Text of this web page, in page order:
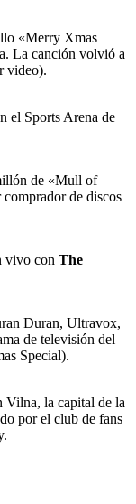
«Merry Xmas
La canción volvió a
video).
el Sports Arena de
de «Mull of
de discos
vivo con The
Duran, Ultravox,
de televisión del
Special).
Vilna, la capital de la
por el club de fans